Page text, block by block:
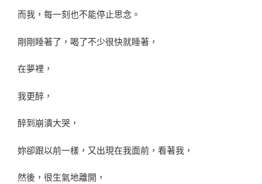
而我，每一刻也不能停止思念。
剛剛睡著了，喝了不少很快就睡著，
在夢裡，
我更醉，
醉到崩潰大哭，
妳卻跟以前一樣，又出現在我面前，看著我，
然後，很生氣地離開，